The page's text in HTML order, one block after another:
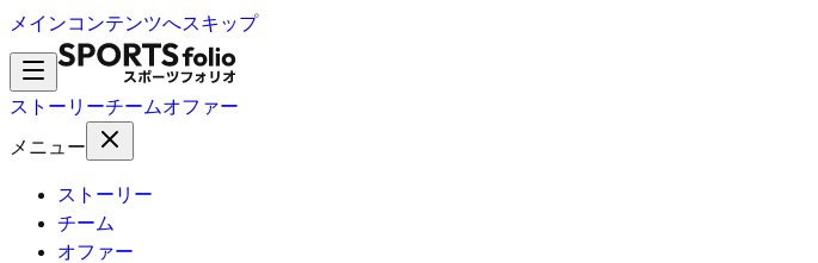
メインコンテンツへスキップ
ストーリーチームオファー
メニュー
ストーリー
チーム
オファー